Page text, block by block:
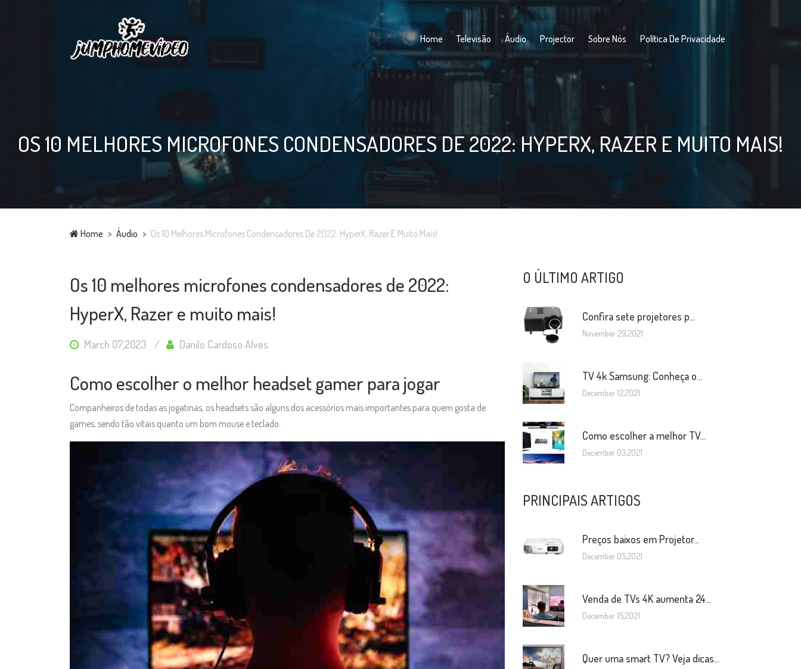
Home Televisão Áudio Projector Sobre Nós Política De Privacidade
OS 10 MELHORES MICROFONES CONDENSADORES DE 2022: HYPERX, RAZER E MUITO MAIS!
Home Áudio Os 10 Melhores Microfones Condensadores De 2022: HyperX, Razer E Muito Mais!
Os 10 melhores microfones condensadores de 2022:
HyperX, Razer e muito mais!
March 07,2023 Danilo Cardoso Alves
Como escolher o melhor headset gamer para jogar
Companheiros de todas as jogatinas, os headsets são alguns dos acessórios mais importantes para quem gosta de
games, sendo tão vitais quanto um bom mouse e teclado.
O ÚLTIMO ARTIGO
Confira sete projetores p...
November 29,2021
TV 4k Samsung: Conheça o...
December 12,2021
Como escolher a melhor TV...
December 03,2021
PRINCIPAIS ARTIGOS
Preços baixos em Projetor...
December 05,2021
Venda de TVs 4K aumenta 24...
December 15,2021
Quer uma smart TV? Veja dicas...